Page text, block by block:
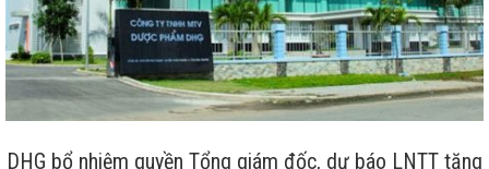
DHG bổ nhiệm quyền Tổng giám đốc, dự báo LNTT tăng